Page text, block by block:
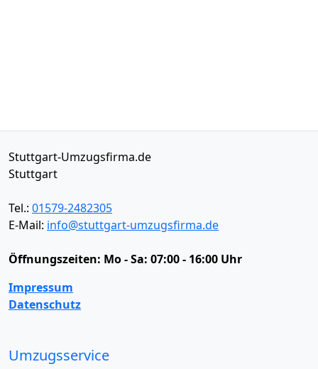
Stuttgart-Umzugsfirma.de
Stuttgart
Tel.: 01579-2482305
E-Mail: info@stuttgart-umzugsfirma.de
Öffnungszeiten: Mo - Sa: 07:00 - 16:00 Uhr
Impressum
Datenschutz
Umzugsservice